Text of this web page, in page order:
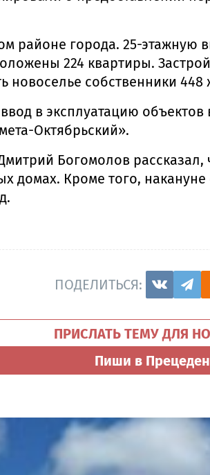
районе города. 25-этажную
224 квартиры.
новоселье собственники
в эксплуатацию
Октябрьский».
Богомолов
домах. Кроме того,
ПОДЕЛИТЬСЯ:
ПРИСЛАТЬ ТЕМУ ДЛЯ
Пиши в